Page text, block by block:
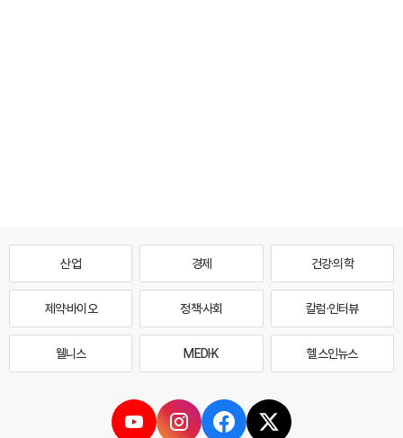
산업 경제 건강·의학
제약·바이오 정책·사회 칼럼·인터뷰
웰니스 MEDI·K 헬스인뉴스